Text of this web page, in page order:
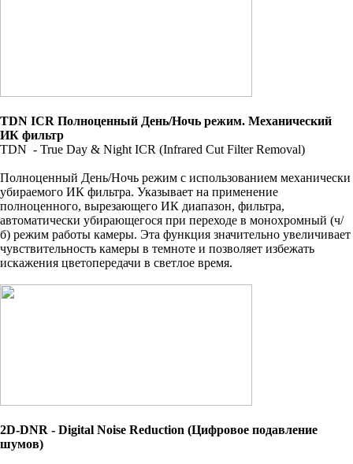
TDN ICR Полноценный День/Ночь режим. Механический
ИК фильтр
TDN - True Day & Night ICR (Infrared Cut Filter Removal)
Полноценный День/Ночь режим с использованием механически
убираемого ИК фильтра. Указывает на применение
полноценного, вырезающего ИК диапазон, фильтра,
автоматически убирающегося при переходе в монохромный (ч/
б) режим работы камеры. Эта функция значительно увеличивает
чувствительность камеры в темноте и позволяет избежать
искажения цветопередачи в светлое время.
2D-DNR - Digital Noise Reduction (Цифровое подавление
шумов)